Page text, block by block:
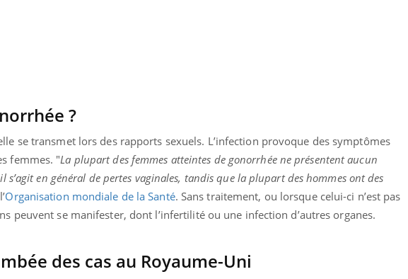
?
se transmet lors des rapports sexuels. L’infection provoque des symptômes
femmes. "La plupart des femmes atteintes de gonorrhée ne présentent aucun
s’agit en général de pertes vaginales, tandis que la plupart des hommes ont des
Organisation mondiale de la Santé. Sans traitement, ou lorsque celui-ci n’est pas
peuvent se manifester, dont l’infertilité ou une infection d’autres organes.
des cas au Royaume-Uni